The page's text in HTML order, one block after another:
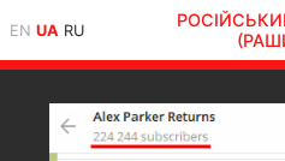
EN UA RU